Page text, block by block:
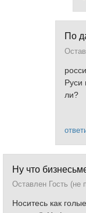
По
Руси
ли?
Ну что
Оставлен Гость (не
Носитесь как